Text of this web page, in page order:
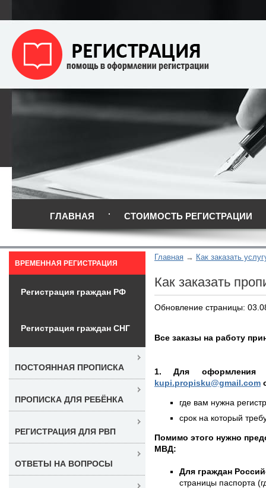
ГЛАВНАЯ СТОИМОСТЬ РЕГИСТРАЦИИ
Главная Как заказать
Как заказать
Обновление страницы:
Все заказы на работу
1. Для оформления
kupi.propisku@gmail.com
где вам нужна
срок на который
Помимо этого нужно
МВД:
Для граждан
страницы паспорта
ВРЕМЕННАЯ РЕГИСТРАЦИЯ
Регистрация граждан РФ
Регистрация граждан СНГ
ПОСТОЯННАЯ ПРОПИСКА
ПРОПИСКА ДЛЯ РЕБЁНКА
РЕГИСТРАЦИЯ ДЛЯ РВП
ОТВЕТЫ НА ВОПРОСЫ